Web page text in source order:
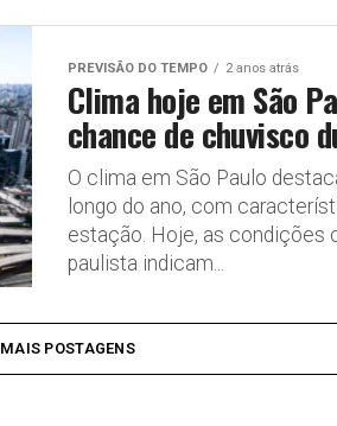
PREVISÃO DO TEMPO 2 anos atrás
Clima hoje em São
chance de chuvisco
O clima em São Paulo
longo do ano, com
estação. Hoje, as condições
paulista indicam...
MAIS POSTAGENS